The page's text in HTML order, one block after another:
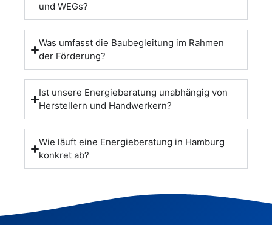
und WEGs?
Was umfasst die Baubegleitung im Rahmen
der Förderung?
Ist unsere Energieberatung unabhängig von
Herstellern und Handwerkern?
Wie läuft eine Energieberatung in Hamburg
konkret ab?